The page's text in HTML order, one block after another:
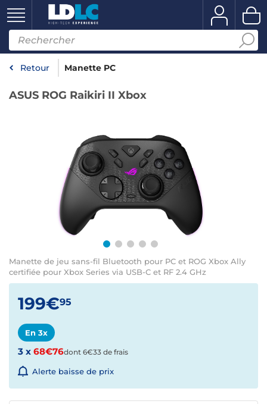
Retour Manette PC
ASUS ROG Raikiri II Xbox
Manette de jeu sans-fil Bluetooth pour PC et ROG Xbox Ally
certifiée pour Xbox Series via USB-C et RF 2.4 GHz
199€95
En 3x
3 x 68€76dont 6€33 de frais
Alerte baisse de prix